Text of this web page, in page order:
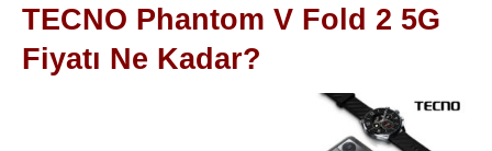
TECNO Phantom V Fold 2 5G
Fiyatı Ne Kadar?